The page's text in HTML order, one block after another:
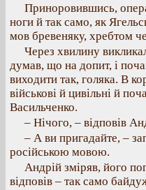
Приноровившись,
ноги й так само, як
мов бревеняку, хребтом
Через хвилину
думав, що на допит, і
виходити так, голяка. В
військові й цивільні й
Васильченко.
– Нічого, – відповів
– А ви пригадайте, –
російською мовою.
Андрій зміряв, його
відповів – так само